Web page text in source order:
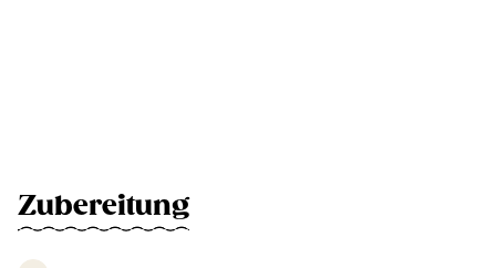
Zubereitung